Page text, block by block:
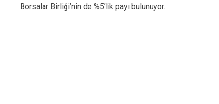
Borsalar Birliği’nin de %5’lik payı bulunuyor.